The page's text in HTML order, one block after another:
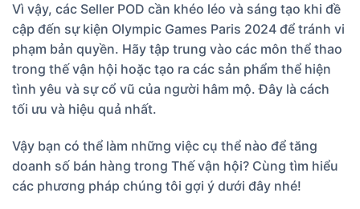
Vì vậy, các Seller POD cần khéo léo và sáng tạo khi đề
cập đến sự kiện Olympic Games Paris 2024 để tránh vi
phạm bản quyền. Hãy tập trung vào các môn thể thao
trong thế vận hội hoặc tạo ra các sản phẩm thể hiện
tình yêu và sự cổ vũ của người hâm mộ. Đây là cách
tối ưu và hiệu quả nhất.
Vậy bạn có thể làm những việc cụ thể nào để tăng
doanh số bán hàng trong Thế vận hội? Cùng tìm hiểu
các phương pháp chúng tôi gợi ý dưới đây nhé!